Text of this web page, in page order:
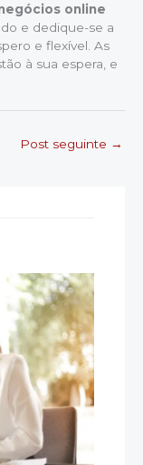
online
e dedique-se a
e flexível. As
à sua espera, e
Post seguinte →